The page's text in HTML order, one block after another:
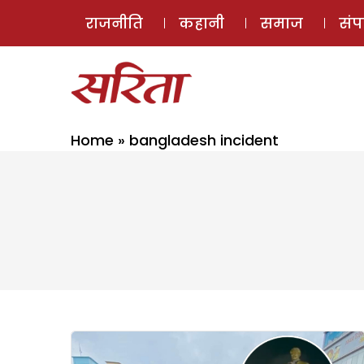
राजनीति कहानी समाज
Home » bangladesh incident